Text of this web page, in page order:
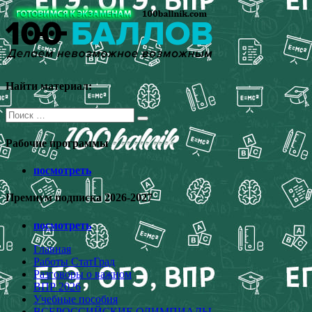
Перейти
к
содержимому
Найти материал:
Поиск
для:
Рабочие программы
посмотреть
Премиум подписка 2026-2027
посмотреть
Главная
Работы СтатГрад
Разговоры о важном
ВПР 2026
Учебные пособия